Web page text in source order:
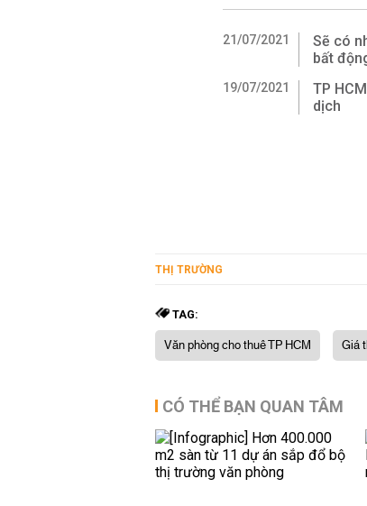
21/07/2021
Sẽ có
bất
19/07/2021
TP
dịch
THỊ TRƯỜNG
TAG:
Văn phòng cho thuê TP HCM Giá
CÓ THỂ BẠN QUAN TÂM